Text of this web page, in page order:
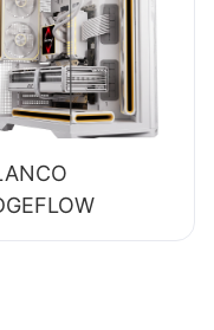
completo,
Bronze para
de escritorio